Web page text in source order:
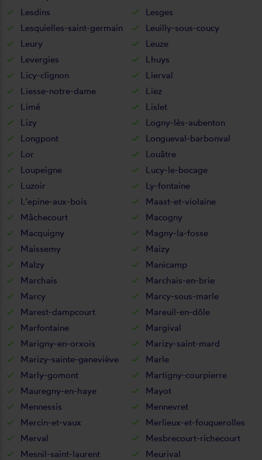
Lesdins
Lesges
Lesquielles-saint-germain
Leuilly-sous-coucy
Leury
Leuze
Levergies
Lhuys
Licy-clignon
Lierval
Liesse-notre-dame
Liez
Limé
Lislet
Lizy
Logny-lès-aubenton
Longpont
Longueval-barbonval
Lor
Louâtre
Loupeigne
Lucy-le-bocage
Luzoir
Ly-fontaine
L'epine-aux-bois
Maast-et-violaine
Mâchecourt
Macogny
Macquigny
Magny-la-fosse
Maissemy
Maizy
Malzy
Manicamp
Marchais
Marchais-en-brie
Marcy
Marcy-sous-marle
Marest-dampcourt
Mareuil-en-dôle
Marfontaine
Margival
Marigny-en-orxois
Marizy-saint-mard
Marizy-sainte-geneviève
Marle
Marly-gomont
Martigny-courpierre
Mauregny-en-haye
Mayot
Mennessis
Mennevret
Mercin-et-vaux
Merlieux-et-fouquerolles
Merval
Mesbrecourt-richecourt
Mesnil-saint-laurent
Meurival